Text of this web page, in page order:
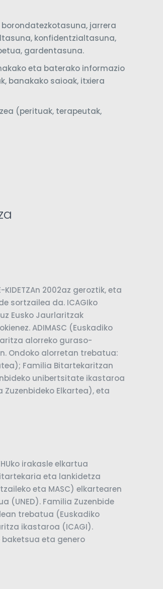
jarrera
konfidentzialtasuna,
gardentasuna.
eta baterako informazio
banakako saioak, itxiera
(perituak, terapeutak,
2002az geroztik, eta
sortzailea da. ICAGIko
Eusko Jaurlaritzak
ADIMASC (Euskadiko
alorreko guraso-
Ondoko alorretan trebatua:
Familia Bitartekaritzan
unibertsitate ikastaroa
Elkartea), eta
irakasle elkartua
eta lankidetza
eta MASC) elkartearen
(UNED). Familia Zuzenbide
trebatua (Euskadiko
ikastaroa (ICAGI).
eta genero